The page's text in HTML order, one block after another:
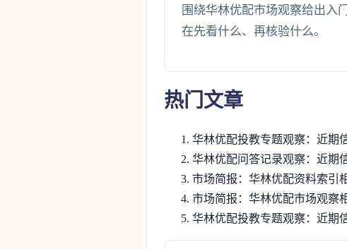
围绕华林优配市场观察给出入
在先看什么、再核验什么。
热门文章
华林优配投教专题观察：近期
华林优配问答记录观察：近期
市场简报：华林优配资料索引
市场简报：华林优配市场观察
华林优配投教专题观察：近期